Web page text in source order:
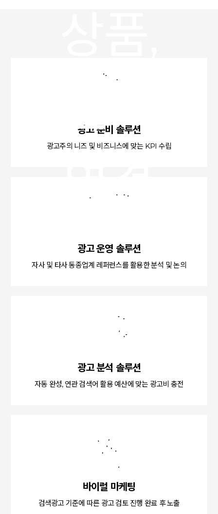
콘텐츠로
연결
광고 준비 솔루션
광고주의 니즈 및 비즈니스에 맞는 KPI 수립
광고 운영 솔루션
자사 및 타사 동종업계 레퍼런스를 활용한 분석 및 논의
광고 분석 솔루션
자동 완성, 연관 검색어 활용 예산에 맞는 광고비 충전
바이럴 마케팅
검색광고 기준에 따른 광고 검토 진행 완료 후 노출